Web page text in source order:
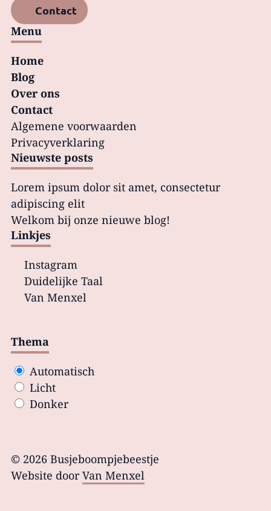
Contact
Menu
Home
Blog
Over ons
Contact
Algemene voorwaarden
Privacy­verklaring
Nieuwste posts
Lorem ipsum dolor sit amet, consectetur
adipiscing elit
Welkom bij onze nieuwe blog!
Linkjes
Instagram
Duidelijke Taal
Van Menxel
Thema
Automatisch
Licht
Donker
© 2026 Busjeboompjebeestje
Website doorVan Menxel